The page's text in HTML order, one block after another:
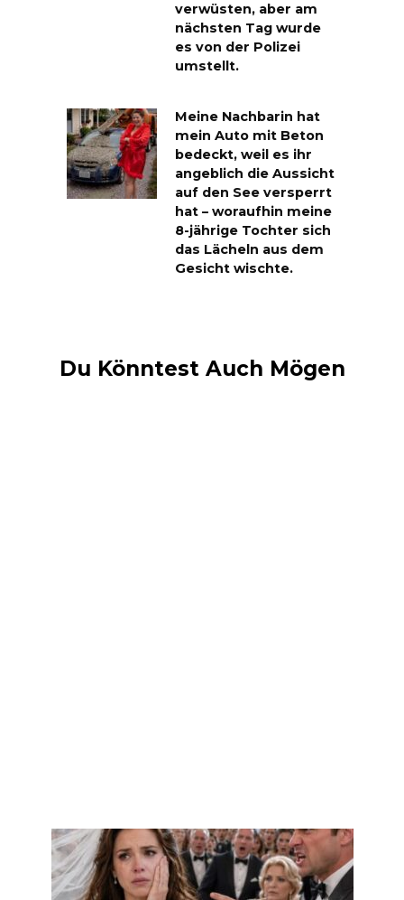
verwüsten, aber am
nächsten Tag wurde
es von der Polizei
umstellt.
Meine Nachbarin hat
mein Auto mit Beton
bedeckt, weil es ihr
angeblich die Aussicht
auf den See versperrt
hat – woraufhin meine
8-jährige Tochter sich
das Lächeln aus dem
Gesicht wischte.
Du Könntest Auch Mögen